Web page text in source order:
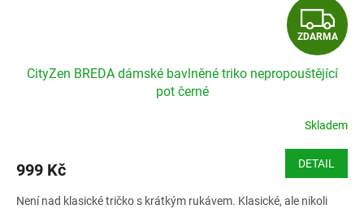
Z
D
A
R
M
A
ZDARMA
CityZen BREDA dámské bavlněné triko nepropouštějící
pot černé
Skladem
999 Kč DETAIL
Není nad klasické tričko s krátkým rukávem. Klasické, ale nikoli